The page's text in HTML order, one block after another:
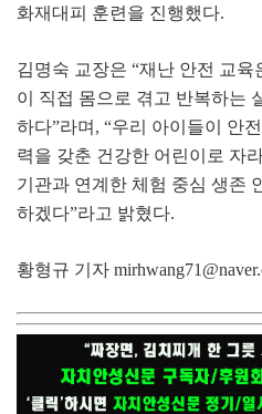
화재대피 훈련을 진행했다.
김명숙 교장은 “재난 안전 교육
이 직접 몸으로 겪고 반복하는
하다”라며 , “우리 아이들이 안
력을 갖춘 건강한 어린이로 자
기관과 연계한 체험 중심 생존
하겠다”라고 밝혔다.
황형규 기자